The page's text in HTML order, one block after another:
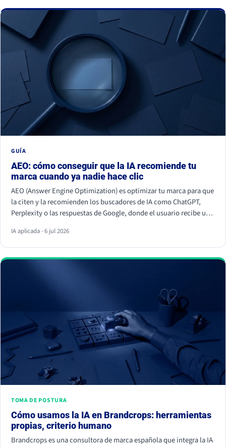
GUÍA
AEO: cómo conseguir que la IA recomiende tu
marca cuando ya nadie hace clic
AEO (Answer Engine Optimization) es optimizar tu marca para que
la citen y la recomienden los buscadores de IA como ChatGPT,
Perplexity o las respuestas de Google, donde el usuario recibe una
información citable, ganarte autoridad de terceros y demostrar
experiencia real. Empieza hoy, porque la IA ya decide a quién
nombrar y a quién ignorar.
IA aplicada · 6 jul 2026
TOMA DE POSTURA
Cómo usamos la IA en Brandcrops: herramientas
propias, criterio humano
Brandcrops es una consultora de marca española que integra la IA